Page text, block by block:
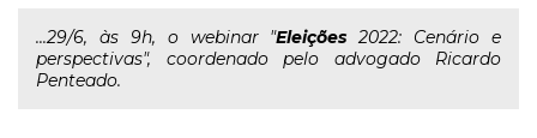
...29/6, às 9h, o webinar "Eleições 2022: Cenário e
perspectivas", coordenado pelo advogado Ricardo
Penteado.